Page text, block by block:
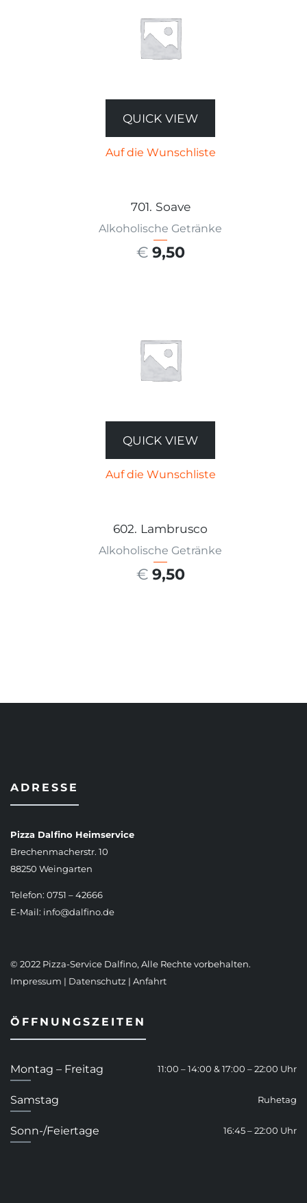
QUICK VIEW
Auf die Wunschliste
701. Soave
Alkoholische Getränke
€ 9,50
QUICK VIEW
Auf die Wunschliste
602. Lambrusco
Alkoholische Getränke
€ 9,50
ADRESSE
Pizza Dalfino Heimservice
Brechenmacherstr. 10
88250 Weingarten
Telefon: 0751 – 42666
E-Mail: info@dalfino.de
© 2022 Pizza-Service Dalfino, Alle Rechte vorbehalten.
Impressum | Datenschutz | Anfahrt
ÖFFNUNGSZEITEN
Montag – Freitag 11:00 – 14:00 & 17:00 – 22:00 Uhr
Samstag Ruhetag
Sonn-/Feiertage 16:45 – 22:00 Uhr